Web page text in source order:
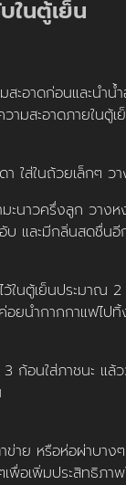
ในตู้เย็น
ะอาดก่อนและนำน้
ามสะอาดภายในตู้
า ใส่ในถ้วยเล็กๆ วา
มะนาวครึ่งลูก วาง
บ และมีกลิ่นสดชื่น
ว้ในตู้เย็นประมาณ
อยนำกากกาแฟไปทิ้
ก้อนใส่ภาชนะ แล้ว
ข่าย หรือห่อผ่าบาง
พื่อเพิ่มประสิทธิภา